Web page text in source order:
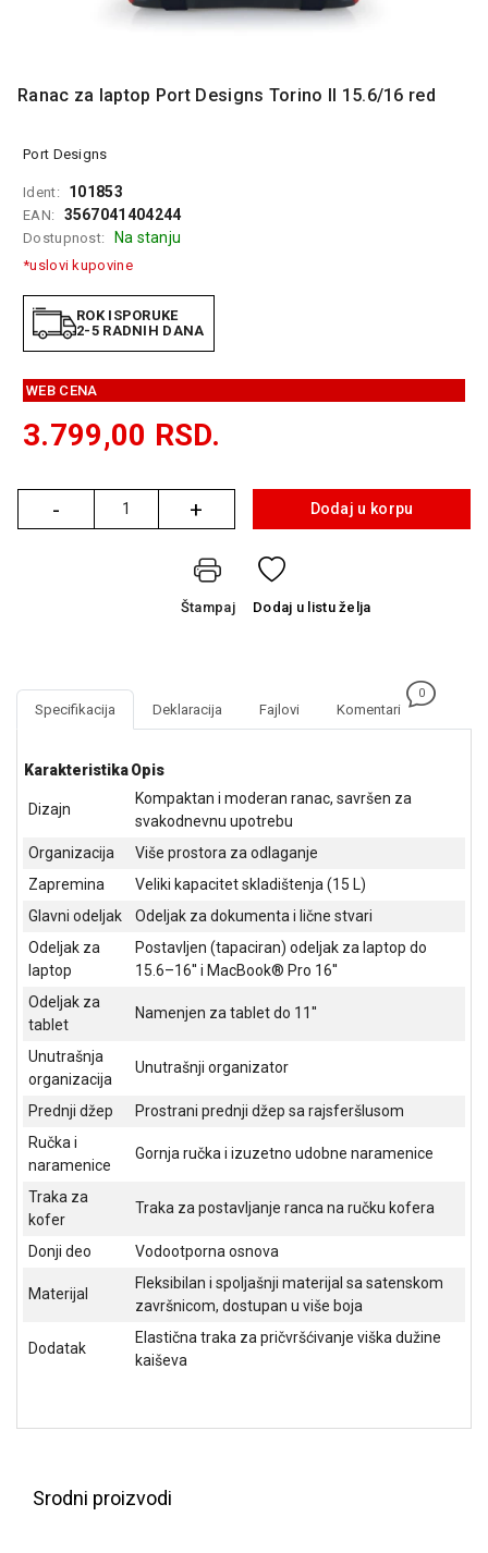
KOMPONENTE
PERIFERIJE
GAMING
EELEKTRO
ZAŠTITA
SOLARNI
SISTEMI
OPREMA
ŠTAMPAČI,
FOTOAPARATI
SIGURNOSNA
OPREMA
SOFTWARE
KABLOVI I
MATERIJAL
SVE
ZA
KUĆU
ŠKOLSKI
PRIBOR
BICIKLE
FITNES
BAŠTA
OUTLET
KRIPTO
Ranac za laptop Port Designs Torino II 15.6/16 red
Port Designs
Ident: 101853
EAN: 3567041404244
Dostupnost: Na stanju
*uslovi kupovine
ROK ISPORUKE
2-5 RADNIH DANA
WEB CENA
3.799,00 RSD.
-
Količina + Dodaj u korpu
Štampaj Dodaj u listu želja
Specifikacija Deklaracija Fajlovi Komentari
0
KarakteristikaOpis
Dizajn
Kompaktan i moderan ranac, savršen za
svakodnevnu upotrebu
Organizacija
Više prostora za odlaganje
Zapremina
Veliki kapacitet skladištenja (15 L)
Glavni odeljak
Odeljak za dokumenta i lične stvari
Odeljak za
laptop
Postavljen (tapaciran) odeljak za laptop do
15.6–16'' i MacBook® Pro 16''
Odeljak za
tablet
Namenjen za tablet do 11''
Unutrašnja
organizacija
Unutrašnji organizator
Prednji džep
Prostrani prednji džep sa rajsferšlusom
Ručka i
naramenice
Gornja ručka i izuzetno udobne naramenice
Traka za
kofer
Traka za postavljanje ranca na ručku kofera
Donji deo Vodootporna osnova
Materijal
Fleksibilan i spoljašnji materijal sa satenskom
završnicom, dostupan u više boja
Dodatak
Elastična traka za pričvršćivanje viška dužine
kaiševa
Srodni proizvodi